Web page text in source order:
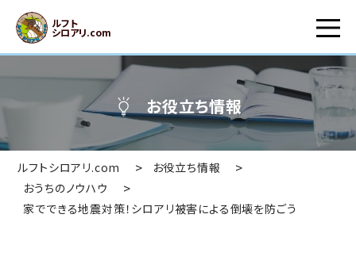
ルフト
シロアリ.com
お役立ち情報
ルフトシロアリ.com > お役立ち情報 >
おうちのノウハウ >
家でできる地震対策！シロアリ被害による倒壊を防ごう